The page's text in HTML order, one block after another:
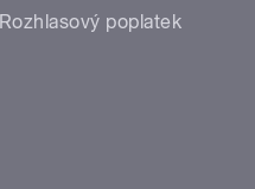
Rozhlasový poplatek